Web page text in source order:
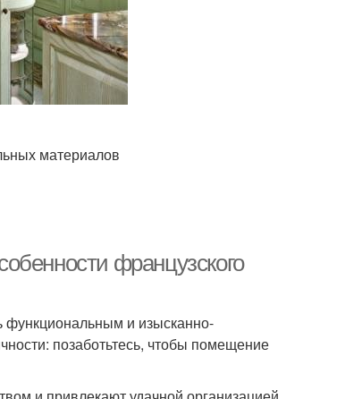
материалов
французского
и изысканно-
позаботьтесь, чтобы помещение